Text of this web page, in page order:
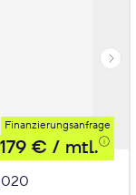
Finanzierungsanfrage
179 € / mtl.